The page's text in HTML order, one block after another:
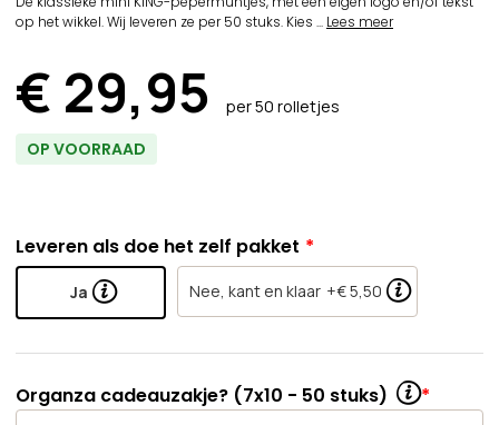
op het wikkel. Wij leveren ze per 50 stuks. Kies ... Lees meer
€ 29,95 per 50 rolletjes
OP VOORRAAD
Leveren als doe het zelf pakket
Ja Nee, kant en klaar +€ 5,50
Organza cadeauzakje? (7x10 - 50 stuks)